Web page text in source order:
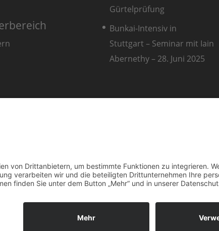
Gürtelprüfung
Bunkai-Intensiv in
Stuttgart – Seminar mit Iain
Abernethy – 28. Juni 2025